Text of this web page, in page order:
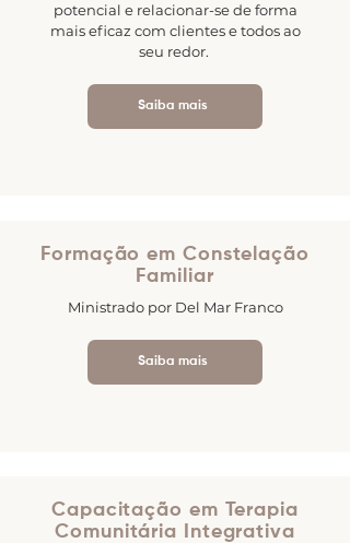
potencial e relacionar-se de forma
mais eficaz com clientes e todos ao
seu redor.
Saiba mais
Formação em Constelação
Familiar
Ministrado por Del Mar Franco
Saiba mais
Capacitação em Terapia
Comunitária Integrativa